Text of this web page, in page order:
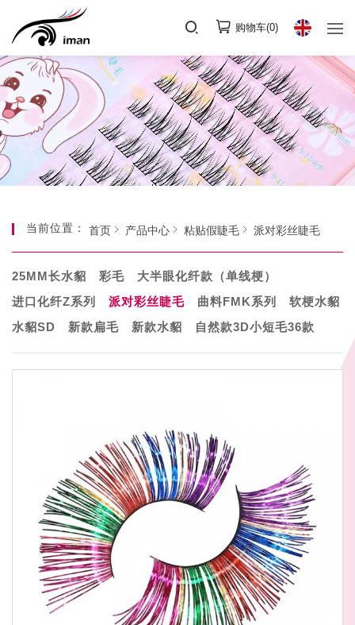
购物车(0)
当前位置： 首页 产品中心 粘贴假睫毛 派对彩丝睫毛
25MM长水貂 彩毛
大半眼化纤款（单线梗）
进口化纤Z系列
派对彩丝睫毛 曲料FMK系列
软梗水貂
水貂SD
新款扁毛 新款水貂 自然款3D小短毛36款